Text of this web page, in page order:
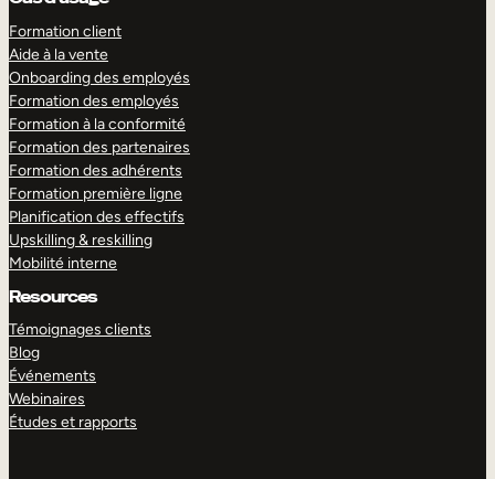
Formation client
Aide à la vente
Onboarding des employés
Formation des employés
Formation à la conformité
Formation des partenaires
Formation des adhérents
Formation première ligne
Planification des effectifs
Upskilling & reskilling
Mobilité interne
Resources
Témoignages clients
Blog
Événements
Webinaires
Études et rapports